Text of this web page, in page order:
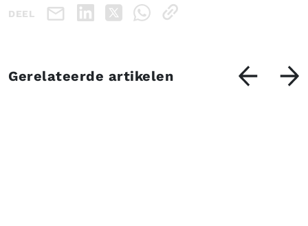
DEEL
Gerelateerde artikelen